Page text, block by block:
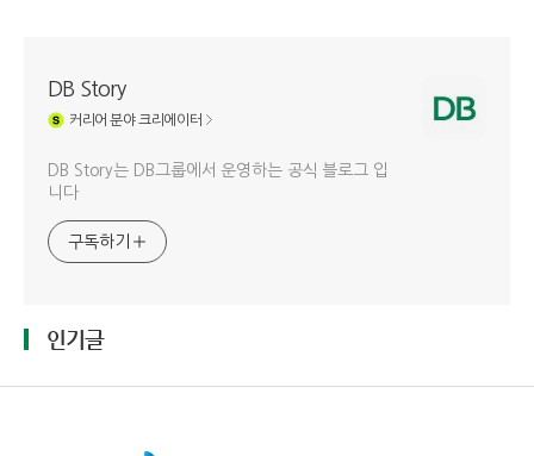
DB Story
커리어 분야 크리에이터
DB Story는 DB그룹에서 운영하는 공식 블로그 입
니다
구독하기
인기글